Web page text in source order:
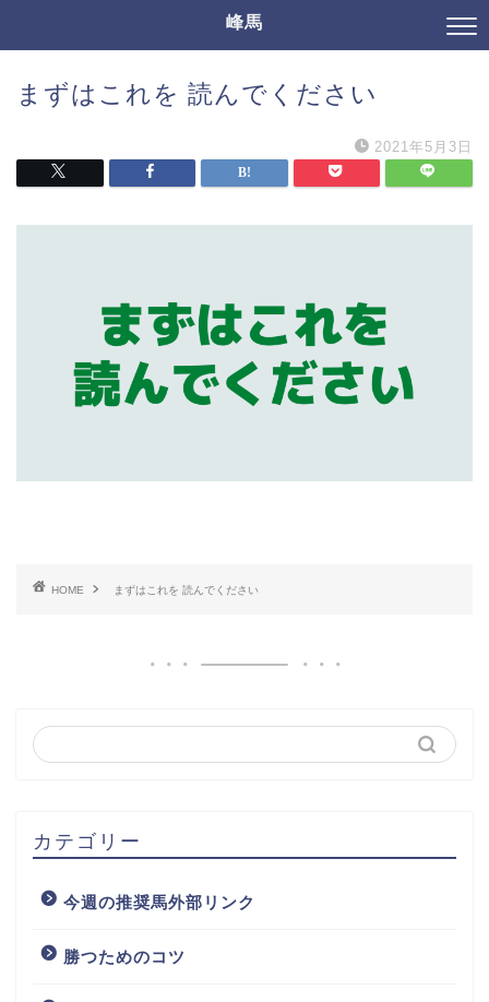
峰馬
まずはこれを 読んでください
2021年5月3日
HOME まずはこれを 読んでください
カテゴリー
今週の推奨馬外部リンク
勝つためのコツ